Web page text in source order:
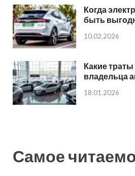
Когда
быть
10.02.2026
Какие
владельца
18.01.2026
Самое